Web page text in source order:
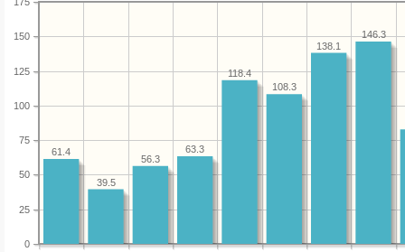
0
25
50
75
100
125
150
146.3
138.1
108.3
118.4
63.3
56.3
39.5
61.4